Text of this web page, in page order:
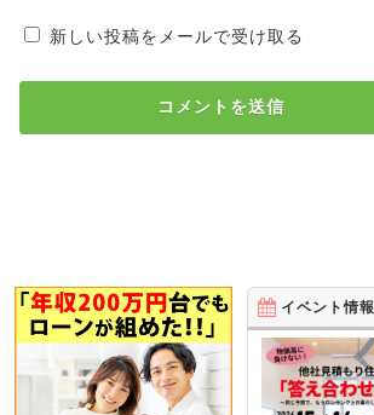
新しい投稿をメールで受け取る
イベント情報